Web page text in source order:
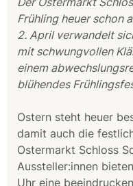
Frühling heuer schon
2. April verwandelt
mit schwungvollen
einem
blühendes
Ostern steht heuer
damit auch die
Ostermarkt Schloss
Aussteller:innen
Uhr eine